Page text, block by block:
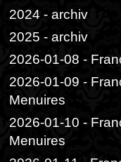
2024 - archiv
2025 - archiv
2026-01-08 -
2026-01-09 -
Menuires
2026-01-10 -
Menuires